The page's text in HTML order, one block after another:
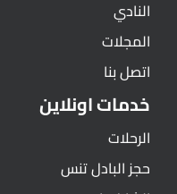
النادي
المجلات
اتصل بنا
خدمات اونلاين
الرحلات
حجز البادل تنس